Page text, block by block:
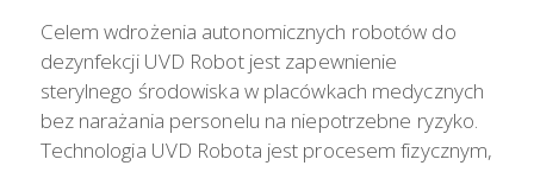
Celem wdrożenia autonomicznych robotów do
dezynfekcji UVD Robot jest zapewnienie
sterylnego środowiska w placówkach medycznych
bez narażania personelu na niepotrzebne ryzyko.
Technologia UVD Robota jest procesem fizycznym,